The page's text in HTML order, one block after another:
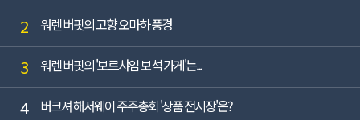
2 워렌 버핏의 고향 오마하 풍경
3 워렌 버핏의 '보르샤임 보석 가게'는...
4 버크셔 해서웨이 주주총회 '상품 전시장'은?